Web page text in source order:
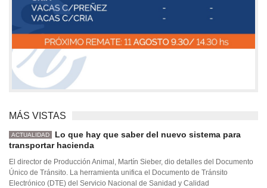
MÁS VISTAS
ACTUALIDAD
Lo que hay que saber del nuevo sistema para
transportar hacienda
El director de Producción Animal, Martín Sieber, dio detalles del Documento
Único de Tránsito. La herramienta unifica el Documento de Tránsito
Electrónico (DTE) del Servicio Nacional de Sanidad y Calidad